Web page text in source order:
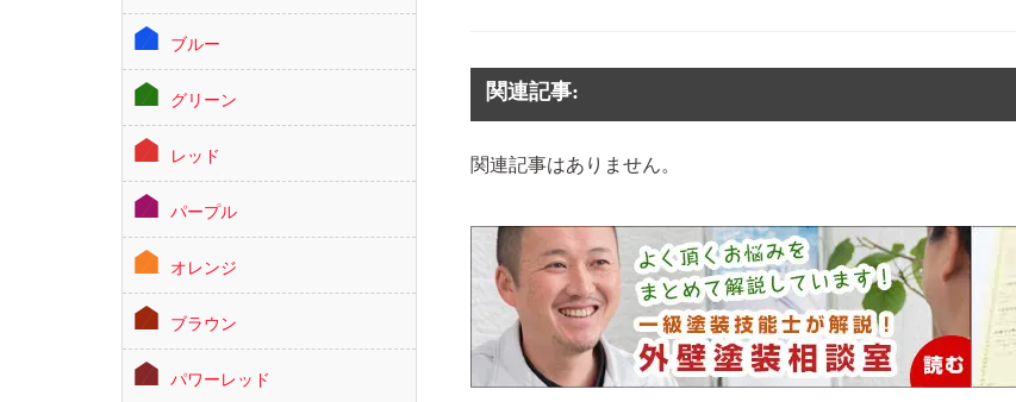
関連記事:
関連記事はありません。
ブルー
グリーン
レッド
パープル
オレンジ
ブラウン
パワーレッド